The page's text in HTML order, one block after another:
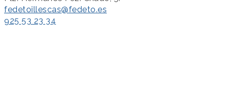
fedetoillescas@fedeto.es
925 53 23 34